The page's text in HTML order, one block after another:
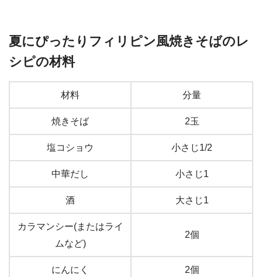
夏にぴったりフィリピン風焼きそばのレ
シピの材料
材料 分量
焼きそば 2玉
塩コショウ 小さじ1/2
中華だし 小さじ1
酒 大さじ1
カラマンシー(またはライ
ムなど)
2個
にんにく 2個